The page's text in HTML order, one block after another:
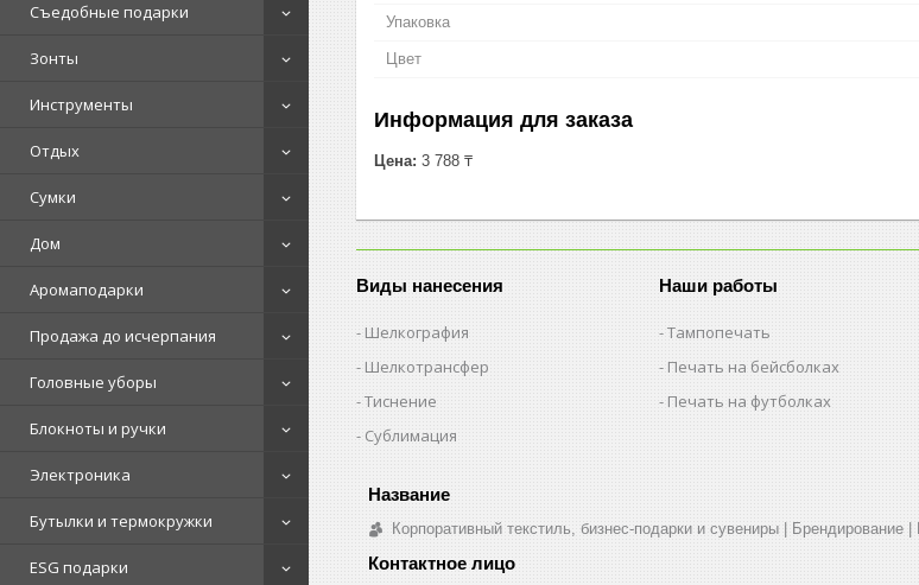
Съедобные подарки
Зонты
Инструменты
Отдых
Сумки
Дом
Аромаподарки
Продажа до исчерпания
Головные уборы
Блокноты и ручки
Электроника
Бутылки и термокружки
ESG подарки
Упаковка
Цвет
Информация для заказа
Цена: 3 788 ₸
Виды нанесения
Шелкография
Шелкотрансфер
Тиснение
Сублимация
Наши работы
Тампопечать
Печать на бейсболках
Печать на футболках
Корпоративный текстиль, бизнес-подарки и сувениры | Брендирование